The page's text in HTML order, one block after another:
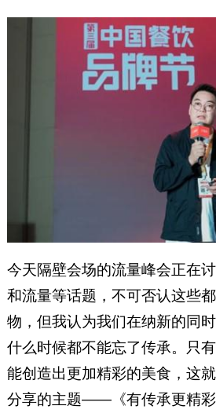
今天隔壁会场的流量峰会正在
和流量等话题，不可否认这些
物，但我认为我们在纳新的同
什么时候都不能忘了传承。只
能创造出更加精彩的美食，这
分享的主题——《有传承更精